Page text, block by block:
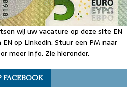
wij uw vacature op deze site EN
op Linkedin. Stuur een PM naar
meer info. Zie hieronder.
FACEBOOK